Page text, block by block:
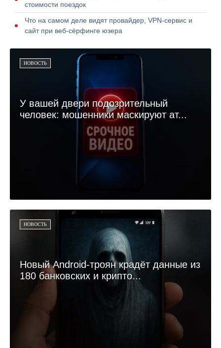
стоимости поездок
Что на самом деле видят провайдер, VPN-сервис и
сайт при веб-сёрфинге юзера
НОВОСТЬ
У вашей двери подозрительный
человек: мошенники маскируют ат...
НОВОСТЬ
Новый Android-троян крадёт данные из
180 банковских и крипто...